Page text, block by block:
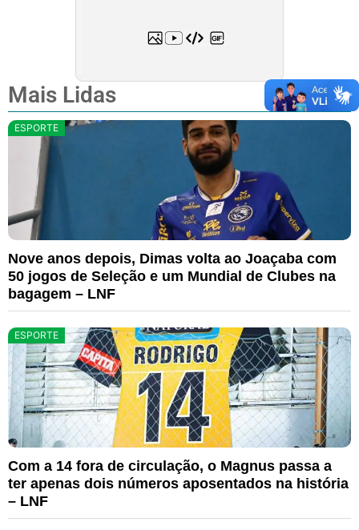
Mais Lidas
ESPORTE
Nove anos depois, Dimas volta ao Joaçaba com
50 jogos de Seleção e um Mundial de Clubes na
bagagem – LNF
ESPORTE
Com a 14 fora de circulação, o Magnus passa a
ter apenas dois números aposentados na história
– LNF